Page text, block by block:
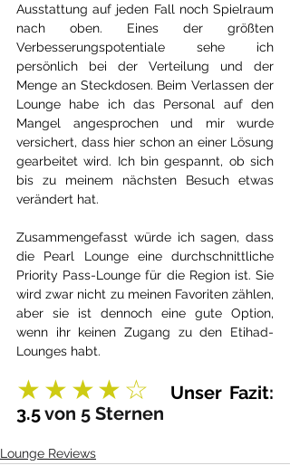
Ausstattung auf jeden Fall noch Spielraum
nach oben. Eines der größten
Verbesserungspotentiale sehe ich
persönlich bei der Verteilung und der
Menge an Steckdosen. Beim Verlassen der
Lounge habe ich das Personal auf den
Mangel angesprochen und mir wurde
versichert, dass hier schon an einer Lösung
gearbeitet wird. Ich bin gespannt, ob sich
bis zu meinem nächsten Besuch etwas
verändert hat.
Zusammengefasst würde ich sagen, dass
die Pearl Lounge eine durchschnittliche
Priority Pass-Lounge für die Region ist. Sie
wird zwar nicht zu meinen Favoriten zählen,
aber sie ist dennoch eine gute Option,
wenn ihr keinen Zugang zu den Etihad-
Lounges habt.
★★★★☆
Unser Fazit:
3.5 von 5 Sternen
Lounge Reviews